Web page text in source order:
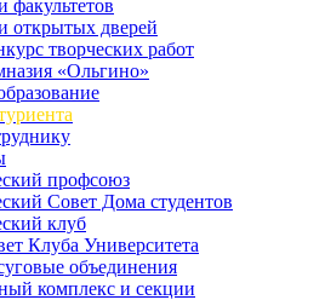
факультетов
открытых дверей
творческих работ
«Ольгино»
профсоюз
Совет Дома студентов
клуб
Клуба Университета
объединения
комплекс и секции